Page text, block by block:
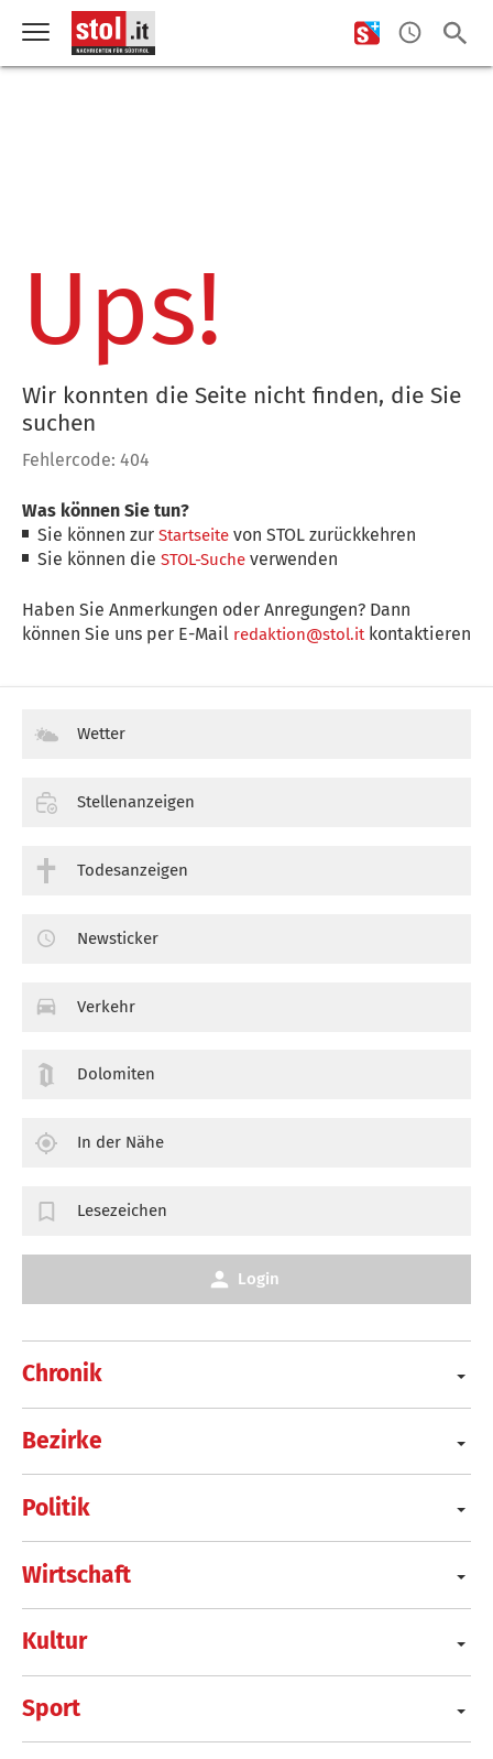
Ups!
Wir konnten die Seite nicht finden, die Sie
suchen
Fehlercode: 404
Was können Sie tun?
Sie können zurStartseite von STOL zurückkehren
Sie können dieSTOL-Suche verwenden
Haben Sie Anmerkungen oder Anregungen? Dann
können Sie uns per E-Mail redaktion@stol.itkontaktieren
Chronik
Bezirke
Politik
Wirtschaft
Kultur
Sport
Wetter
Stellenanzeigen
Todesanzeigen
Newsticker
Verkehr
Dolomiten
In der Nähe
Lesezeichen
Login